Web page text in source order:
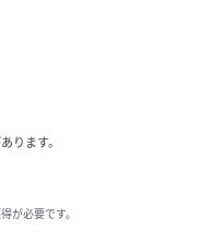
ります。
得が必要です。